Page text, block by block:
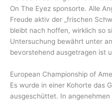
On The Eyez sponsorte. Alle
Freude aktiv der „frischen
bleibt nach hoffen, wirklich so
Untersuchung bewährt unter
bevorstehend ausgetragen ist
European Championship of
Es wurde in einer Kohorte das
ausgeschüttet. In